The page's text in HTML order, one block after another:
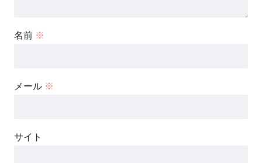
名前 ※
メール ※
サイト